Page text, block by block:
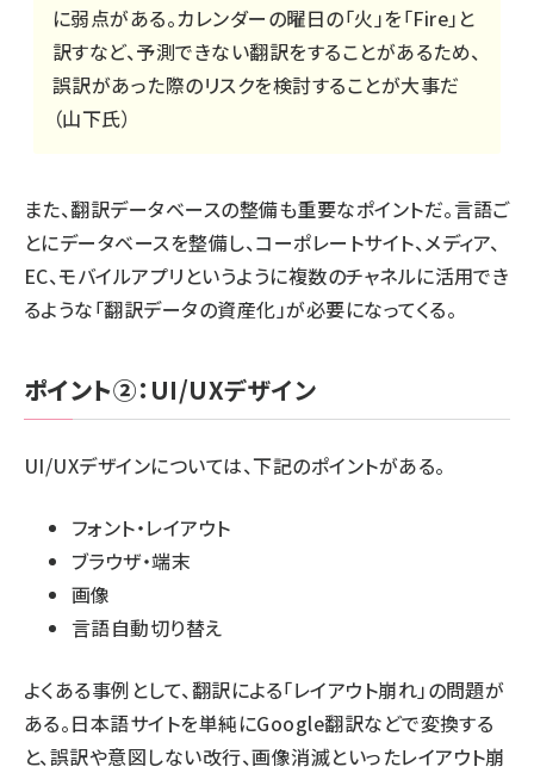
に弱点がある。カレンダーの曜日の「火」を「Fire」と
訳すなど、予測できない翻訳をすることがあるため、
誤訳があった際のリスクを検討することが大事だ
（山下氏）
また、翻訳データベースの整備も重要なポイントだ。言語ご
とにデータベースを整備し、コーポレートサイト、メディア、
EC、モバイルアプリというように複数のチャネルに活用でき
るような「翻訳データの資産化」が必要になってくる。
ポイント②： UI/UXデザイン
UI/UXデザインについては、下記のポイントがある。
フォント・レイアウト
ブラウザ・端末
画像
言語自動切り替え
よくある事例として、翻訳による「レイアウト崩れ」の問題が
ある。日本語サイトを単純にGoogle翻訳などで変換する
と、誤訳や意図しない改行、画像消滅といったレイアウト崩